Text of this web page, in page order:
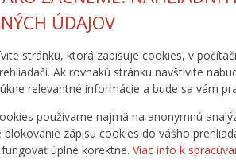
ÚDAJOV
stránku, ktorá zapisuje cookies, v
Ak rovnakú stránku navštívite
relevantné informácie a bude sa vám
používame najmä na anonymnú
blokovanie zápisu cookies do vášho
úplne korektne. Viac info k